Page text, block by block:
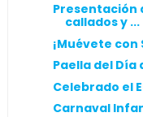
Presentación
callados y ...
¡Muévete con
Paella del Día
Celebrado el
Carnaval